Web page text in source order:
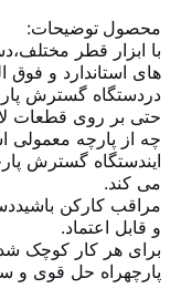
محصول توضیحات:
با ابزار قطر مختلف،
های استاندارد و فوق
در دستگاه گسترش
حتی بر روی قطعات
چه از پارچه معمولی
ایندستگاه گسترش
می کند.
مراقب کارکن باشيد
و قابل اعتماد.
برای هر کار کوچک
پارچهراه حل قوی و